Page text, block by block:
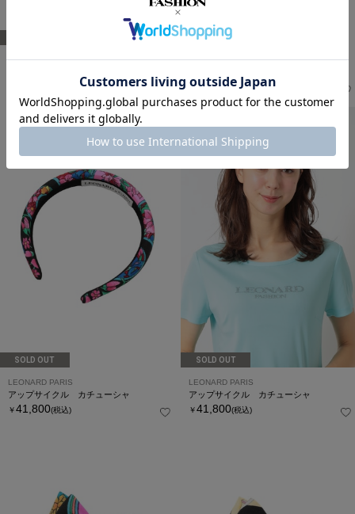
LEONARD PARIS
SOLD OUT
LEONARD PARIS
￥41,800(税込)
SOLD OUT
LEONARD PARIS
アップサイクル カチューシャ
￥41,800(税込)
SOLD OUT
LEONARD PARIS
アップサイクル カチューシャ
￥41,800(税込)